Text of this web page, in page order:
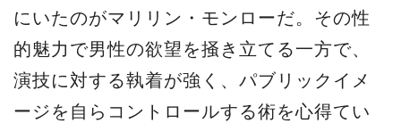
にいたのがマリリン・モンローだ。その性
的魅力で男性の欲望を掻き立てる一方で、
演技に対する執着が強く、パブリックイメ
ージを自らコントロールする術を心得てい